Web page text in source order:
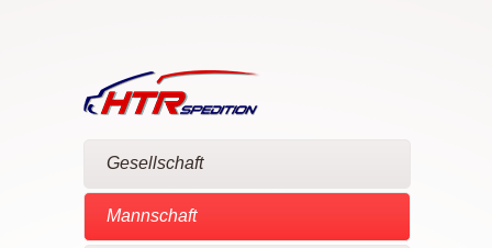
Gesellschaft
Mannschaft